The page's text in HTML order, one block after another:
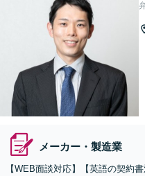
メーカー・製造業
【WEB面談対応】【英語の契約